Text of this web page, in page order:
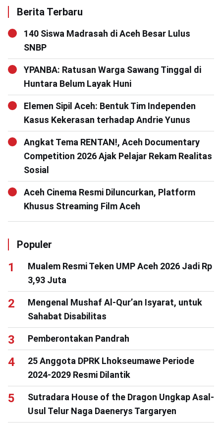
Berita Terbaru
140 Siswa Madrasah di Aceh Besar Lulus
SNBP
YPANBA: Ratusan Warga Sawang Tinggal di
Huntara Belum Layak Huni
Elemen Sipil Aceh: Bentuk Tim Independen
Kasus Kekerasan terhadap Andrie Yunus
Angkat Tema RENTAN!, Aceh Documentary
Competition 2026 Ajak Pelajar Rekam Realitas
Sosial
Aceh Cinema Resmi Diluncurkan, Platform
Khusus Streaming Film Aceh
Populer
Mualem Resmi Teken UMP Aceh 2026 Jadi Rp
3,93 Juta
Mengenal Mushaf Al-Qur’an Isyarat, untuk
Sahabat Disabilitas
Pemberontakan Pandrah
25 Anggota DPRK Lhokseumawe Periode
2024-2029 Resmi Dilantik
Sutradara House of the Dragon Ungkap Asal-
Usul Telur Naga Daenerys Targaryen